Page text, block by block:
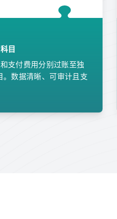
目
支付费用分别过账至独
数据清晰、可审计且支